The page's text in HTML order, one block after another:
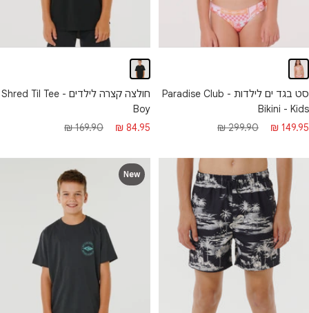
סט בגד ים לילדות - Paradise Club
Bikini - Kids
מחיר
149.95 ₪
מחיר
299.90 ₪
חולצה קצרה לילדים - Shred Til Tee
Boy
מחיר
84.95 ₪
מחיר
169.90 ₪
New